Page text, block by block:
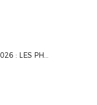
BATISSEUSES 2026 : LES PHOTOS